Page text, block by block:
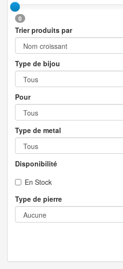
0
Trier produits par
Type de bijou
Pour
Type de metal
Disponibilité
En Stock
Type de pierre